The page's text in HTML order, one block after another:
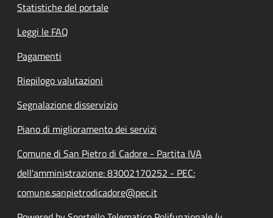
Statistiche del portale
Leggi le FAQ
Pagamenti
Riepilogo valutazioni
Segnalazione disservizio
Piano di miglioramento dei servizi
Comune di San Pietro di Cadore - Partita IVA
dell'amministrazione: 83002170252 - PEC:
comune.sanpietrodicadore@pec.it